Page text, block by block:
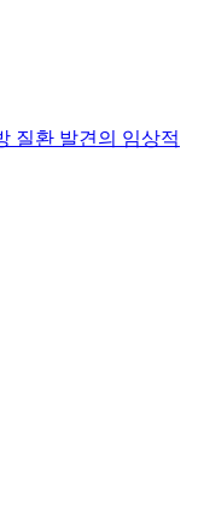
질환 발견의 임상적